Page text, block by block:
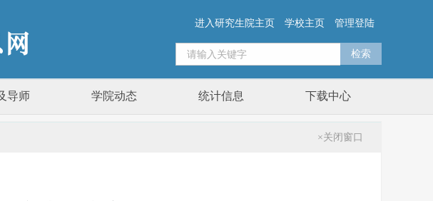
进入研究生院主页 学校主页 管理登陆
导师 学院动态 统计信息 下载中心
×关闭窗口